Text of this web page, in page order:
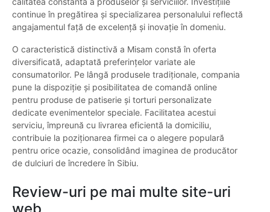
continue în pregătirea și specializarea personalului reflectă
angajamentul față de excelență și inovație în domeniu.
O caracteristică distinctivă a Misam constă în oferta
diversificată, adaptată preferințelor variate ale
consumatorilor. Pe lângă produsele tradiționale, compania
pune la dispoziție şi posibilitatea de comandă online
pentru produse de patiserie și torturi personalizate
dedicate evenimentelor speciale. Facilitatea acestui
serviciu, împreună cu livrarea eficientă la domiciliu,
contribuie la poziționarea firmei ca o alegere populară
pentru orice ocazie, consolidând imaginea de producător
de dulciuri de încredere în Sibiu.
Review-uri pe mai multe site-uri